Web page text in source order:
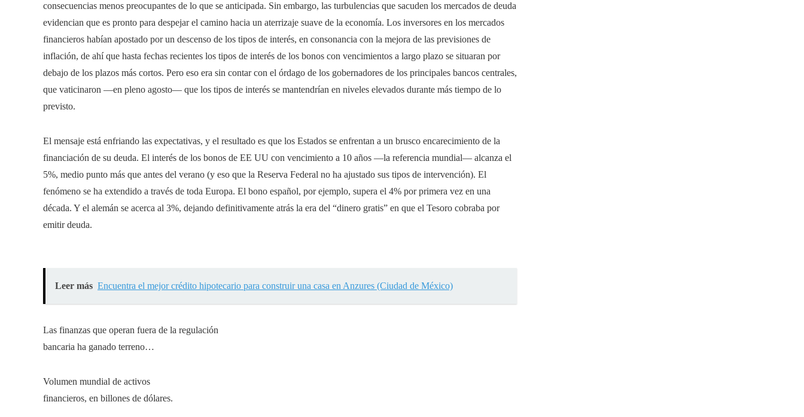
consecuencias menos preocupantes de lo que se anticipada. Sin embargo, las turbulencias que sacuden los mercados de deuda
evidencian que es pronto para despejar el camino hacia un aterrizaje suave de la economía. Los inversores en los mercados
financieros habían apostado por un descenso de los tipos de interés, en consonancia con la mejora de las previsiones de
inflación, de ahí que hasta fechas recientes los tipos de interés de los bonos con vencimientos a largo plazo se situaran por
debajo de los plazos más cortos. Pero eso era sin contar con el órdago de los gobernadores de los principales bancos centrales,
que vaticinaron —en pleno agosto— que los tipos de interés se mantendrían en niveles elevados durante más tiempo de lo
previsto.
El mensaje está enfriando las expectativas, y el resultado es que los Estados se enfrentan a un brusco encarecimiento de la
financiación de su deuda. El interés de los bonos de EE UU con vencimiento a 10 años —la referencia mundial— alcanza el
5%, medio punto más que antes del verano (y eso que la Reserva Federal no ha ajustado sus tipos de intervención). El
fenómeno se ha extendido a través de toda Europa. El bono español, por ejemplo, supera el 4% por primera vez en una
década. Y el alemán se acerca al 3%, dejando definitivamente atrás la era del “dinero gratis” en que el Tesoro cobraba por
emitir deuda.
Leer más Encuentra el mejor crédito hipotecario para construir una casa en Anzures (Ciudad de México)
Las finanzas que operan fuera de la regulación
bancaria ha ganado terreno…
Volumen mundial de activos
financieros, en billones de dólares.